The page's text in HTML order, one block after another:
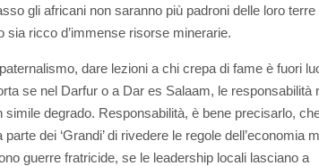
gli africani non saranno più padroni delle loro terre
sia ricco d’immense risorse minerarie.
dare lezioni a chi crepa di fame è fuori
se nel Darfur o a Dar es Salaam, le responsabilità
degrado. Responsabilità, è bene precisarlo,
dei ‘Grandi’ di rivedere le regole dell’economia
guerre fratricide, se le leadership locali lasciano a